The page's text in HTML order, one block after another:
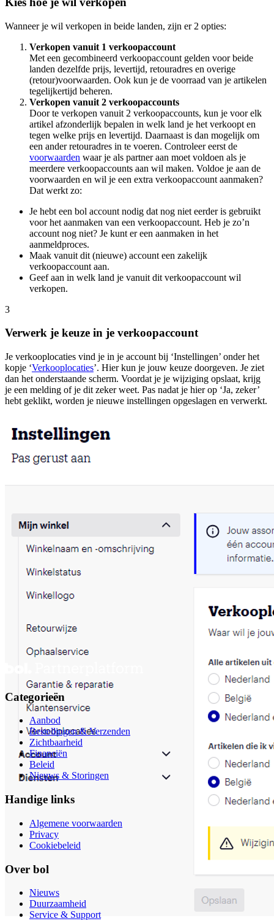
Wanneer je wil verkopen in beide landen, zijn er 2 opties:
Verkopen vanuit 1 verkoopaccount
Met een gecombineerd verkoopaccount gelden voor beide
landen dezelfde prijs, levertijd, retouradres en overige
(retour)voorwaarden. Ook kun je de voorraad van je artikelen
tegelijkertijd beheren.
Verkopen vanuit 2 verkoopaccounts
Door te verkopen vanuit 2 verkoopaccounts, kun je voor elk
artikel afzonderlijk bepalen in welk land je het verkoopt en
tegen welke prijs en levertijd. Daarnaast is dan mogelijk om
een ander retouradres in te voeren. Controleer eerst de
voorwaarden waar je als partner aan moet voldoen als je
meerdere verkoopaccounts aan wil maken. Voldoe je aan de
voorwaarden en wil je een extra verkoopaccount aanmaken?
Dat werkt zo:
Je hebt een bol account nodig dat nog niet eerder is gebruikt
voor het aanmaken van een verkoopaccount. Heb je zo’n
account nog niet? Je kunt er een aanmaken in het
aanmeldproces.
Maak vanuit dit (nieuwe) account een zakelijk
verkoopaccount aan.
Geef aan in welk land je vanuit dit verkoopaccount wil
verkopen.
3
Verwerk je keuze in je verkoopaccount
Je verkooplocaties vind je in je account bij ‘Instellingen’ onder het
kopje ‘Verkooplocaties’. Hier kun je jouw keuze doorgeven. Je ziet
dan het onderstaande scherm. Voordat je je wijziging opslaat, krijg
je een melding of je dit zeker weet. Pas nadat je hier op ‘Ja, zeker’
hebt geklikt, worden je nieuwe instellingen opgeslagen en verwerkt.
Categorieën
Aanbod
Bestellingen & Verzenden
Zichtbaarheid
Financiën
Beleid
Nieuws & Storingen
Handige links
Algemene voorwaarden
Privacy
Cookiebeleid
Over bol
Nieuws
Duurzaamheid
Service & Support